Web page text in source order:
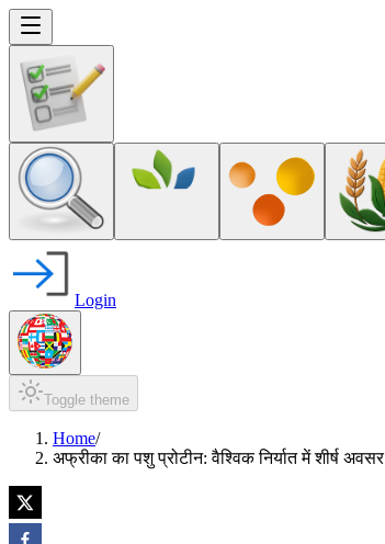
Login
Toggle theme
Home/
अफ्रीका का पशु प्रोटीन: वैश्विक निर्यात में शीर्ष अवसर